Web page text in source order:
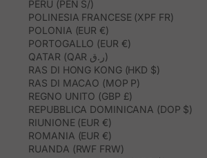
PERÙ (PEN S/)
POLINESIA FRANCESE (XPF FR)
POLONIA (EUR €)
PORTOGALLO (EUR €)
QATAR (QAR ر.ق)
RAS DI HONG KONG (HKD $)
RAS DI MACAO (MOP P)
REGNO UNITO (GBP £)
REPUBBLICA DOMINICANA (DOP $)
RIUNIONE (EUR €)
ROMANIA (EUR €)
RUANDA (RWF FRW)